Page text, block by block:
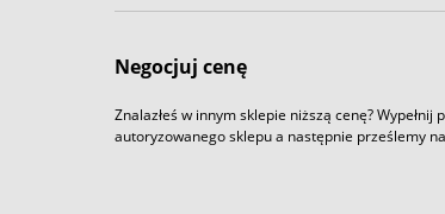
Negocjuj cenę
Znalazłeś w innym sklepie niższą cenę?
autoryzowanego sklepu a następnie prześlemy